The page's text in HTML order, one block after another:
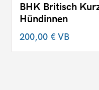
BHK Britisch
Hündinnen
200,00 €VB